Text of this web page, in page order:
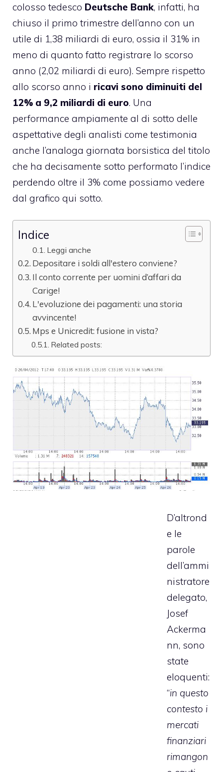
colosso tedesco Deutsche Bank, infatti, ha
chiuso il primo trimestre dell’anno con un
utile di 1,38 miliardi di euro, ossia il 31% in
meno di quanto fatto registrare lo scorso
anno (2,02 miliardi di euro). Sempre rispetto
allo scorso anno i ricavi sono diminuiti del
12% a 9,2 miliardi di euro. Una
performance ampiamente al di sotto delle
aspettative degli analisti come testimonia
anche l’analoga giornata borsistica del titolo
che ha decisamente sotto performato l’indice
perdendo oltre il 3% come possiamo vedere
dal grafico qui sotto.
Indice
Leggi anche
Depositare i soldi all'estero conviene?
Il conto corrente per uomini d’affari da
Carige!
L'evoluzione dei pagamenti: una storia
avvincente!
Mps e Unicredit: fusione in vista?
Related posts:
D’altrond
e le
parole
dell’ammi
nistratore
delegato,
Josef
Ackerma
nn, sono
state
eloquenti:
“in questo
contesto i
mercati
finanziari
rimangon